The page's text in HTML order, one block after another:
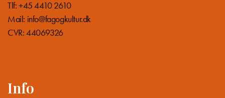
Tlf: +45 4410 2610
Mail: info@fagogkultur.dk
CVR: 44069326
Info